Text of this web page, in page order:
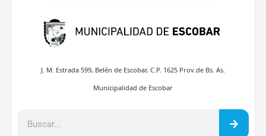
J. M. Estrada 599, Belén de Escobar, C.P. 1625 Prov.de Bs. As.
Municipalidad de Escobar